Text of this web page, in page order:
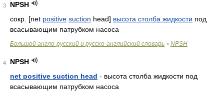
3
NPSH
сокр. [net positive suction head] высота столба жидкости под
всасывающим патрубком насоса
Большой англо-русский и русско-английский словарь > NPSH
4
NPSH
net positive suction head - высота столба жидкости под
всасывающим патрубком насоса